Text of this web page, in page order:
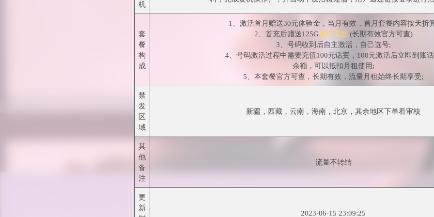
机
套
餐
构
成
1、激活首月赠送30元体验金，当月有效，首月套餐内容按天折
2、首充后赠送125G通用流量 (长期有效官方可查)
3、号码收到后自主激活，自己选号;
4、号码激活过程中需要充值100元话费，100元激活后立即到账
余额，可以抵扣月租使用;
5、本套餐官方可查，长期有效，流量月租始终长期享受;
禁
发
区
域
新疆，西藏，云南，海南，北京，其余地区下单看审核
其
他
备
注
流量不转结
更
新
2023-06-15 23:09:25